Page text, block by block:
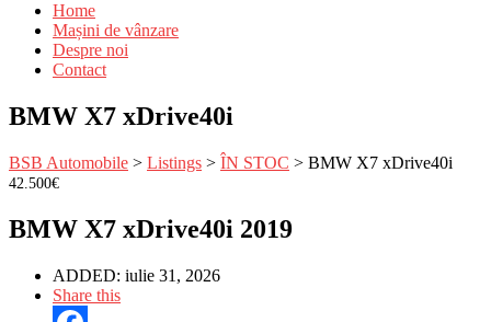
Home
Mașini de vânzare
Despre noi
Contact
BMW X7 xDrive40i
BSB Automobile > Listings > ÎN STOC > BMW X7 xDrive40i
42.500€
BMW X7 xDrive40i 2019
ADDED: iulie 31, 2026
Share this